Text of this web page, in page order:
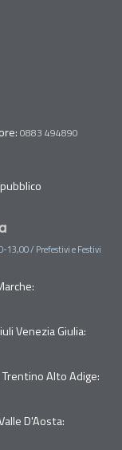
0883 494890
/ Prefestivi e Festivi
Venezia Giulia:
Alto Adige:
D'Aosta: